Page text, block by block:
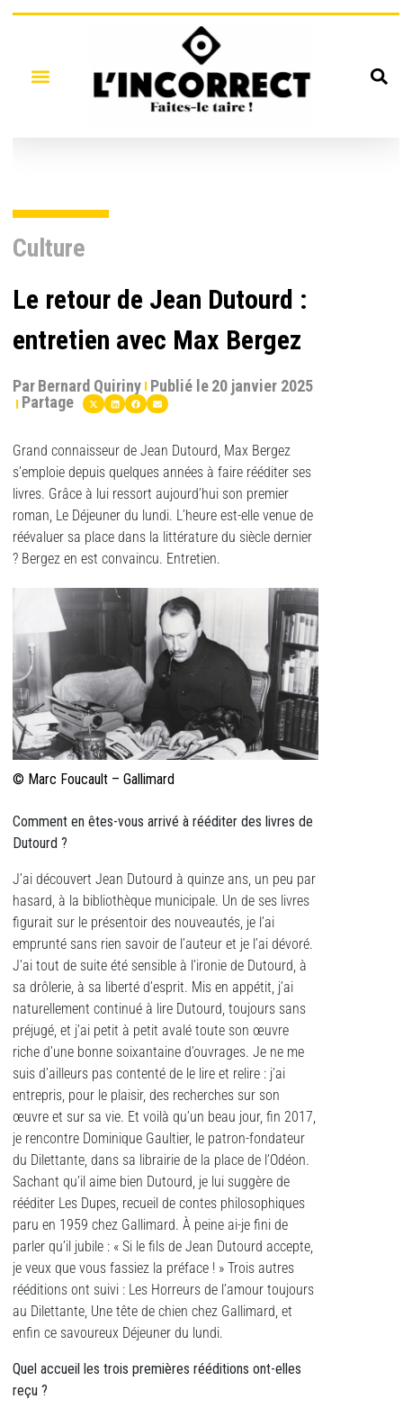
Culture
Le retour de Jean Dutourd :
entretien avec Max Bergez
ParBernard Quiriny Publié le20 janvier 2025
Partage
Grand connaisseur de Jean Dutourd, Max Bergez
s’emploie depuis quelques années à faire rééditer ses
livres. Grâce à lui ressort aujourd’hui son premier
roman, Le Déjeuner du lundi. L’heure est-elle venue de
réévaluer sa place dans la littérature du siècle dernier
? Bergez en est convaincu. Entretien.
© Marc Foucault – Gallimard
Comment en êtes-vous arrivé à rééditer des livres de
Dutourd ?
J’ai découvert Jean Dutourd à quinze ans, un peu par
hasard, à la bibliothèque municipale. Un de ses livres
figurait sur le présentoir des nouveautés, je l’ai
emprunté sans rien savoir de l’auteur et je l’ai dévoré.
J’ai tout de suite été sensible à l’ironie de Dutourd, à
sa drôlerie, à sa liberté d’esprit. Mis en appétit, j’ai
naturellement continué à lire Dutourd, toujours sans
préjugé, et j’ai petit à petit avalé toute son œuvre
riche d’une bonne soixantaine d’ouvrages. Je ne me
suis d’ailleurs pas contenté de le lire et relire : j’ai
entrepris, pour le plaisir, des recherches sur son
œuvre et sur sa vie. Et voilà qu’un beau jour, fin 2017,
je rencontre Dominique Gaultier, le patron-fondateur
du Dilettante, dans sa librairie de la place de l’Odéon.
Sachant qu’il aime bien Dutourd, je lui suggère de
rééditer Les Dupes, recueil de contes philosophiques
paru en 1959 chez Gallimard. À peine ai-je fini de
parler qu’il jubile : « Si le fils de Jean Dutourd accepte,
je veux que vous fassiez la préface ! » Trois autres
rééditions ont suivi : Les Horreurs de l’amour toujours
au Dilettante, Une tête de chien chez Gallimard, et
enfin ce savoureux Déjeuner du lundi.
Quel accueil les trois premières rééditions ont-elles
reçu ?